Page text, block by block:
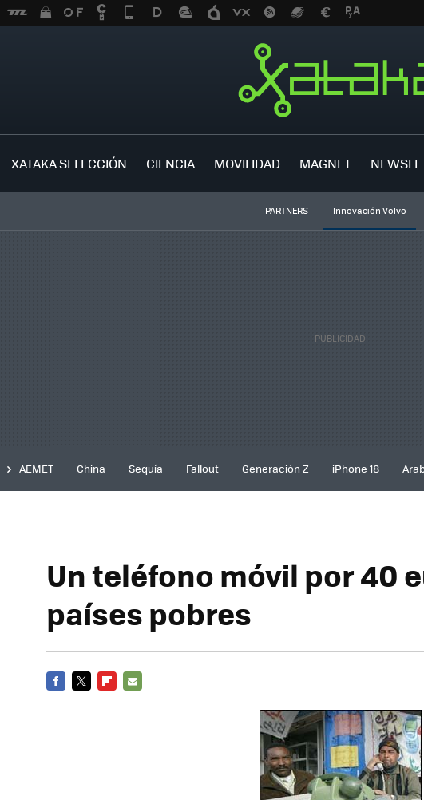
XATAKA SELECCIÓN CIENCIA MOVILIDAD MAGNET
PARTNERS Innovación Volvo
AEMET China Sequía Fallout Generación Z iPhone 18
Un teléfono móvil por 40
países pobres